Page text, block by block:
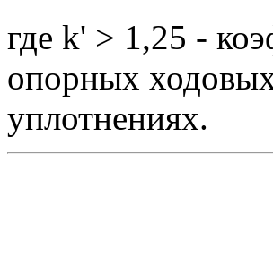
где k' > 1,25 -
опорных
уплотнениях.